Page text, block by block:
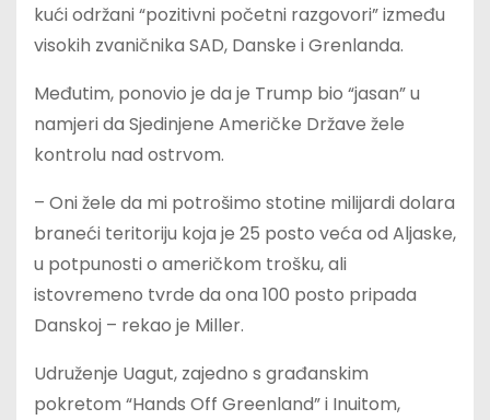
kući održani “pozitivni početni razgovori” između
visokih zvaničnika SAD, Danske i Grenlanda.
Međutim, ponovio je da je Trump bio “jasan” u
namjeri da Sjedinjene Američke Države žele
kontrolu nad ostrvom.
– Oni žele da mi potrošimo stotine milijardi dolara
braneći teritoriju koja je 25 posto veća od Aljaske,
u potpunosti o američkom trošku, ali
istovremeno tvrde da ona 100 posto pripada
Danskoj – rekao je Miller.
Udruženje Uagut, zajedno s građanskim
pokretom “Hands Off Greenland” i Inuitom,